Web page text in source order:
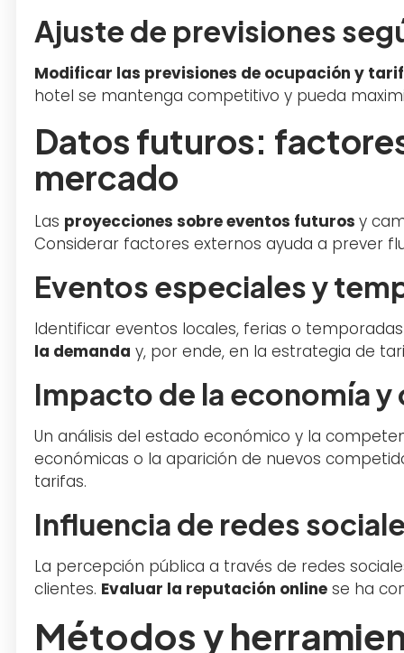
Ajuste de previsiones
Modificar las previsiones de ocupación y
hotel se mantenga competitivo y pueda
Datos futuros:
mercado
Las proyecciones sobre eventos futuros y
Considerar factores externos ayuda a prever
Eventos especiales y
Identificar eventos locales, ferias o
la demanda y, por ende, en la estrategia de
Impacto de la economía
Un análisis del estado económico y la
económicas o la aparición de nuevos
tarifas.
Influencia de redes
La percepción pública a través de redes
clientes. Evaluar la reputación online se ha
Métodos y